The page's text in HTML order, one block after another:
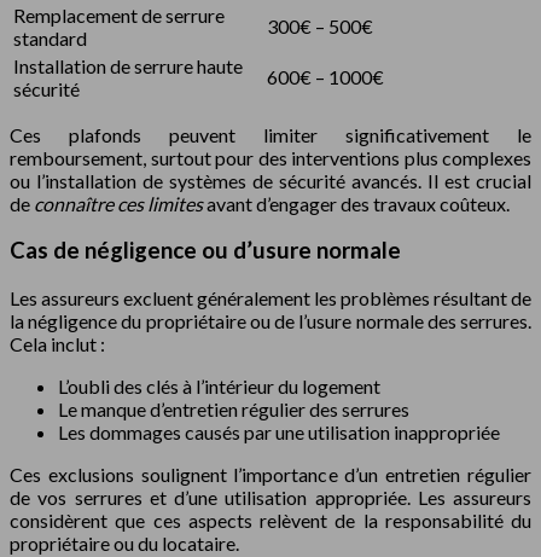
Remplacement de serrure
standard
300€ – 500€
Installation de serrure haute
sécurité
600€ – 1000€
Ces plafonds peuvent limiter significativement le
remboursement, surtout pour des interventions plus complexes
ou l’installation de systèmes de sécurité avancés. Il est crucial
de connaître ces limitesavant d’engager des travaux coûteux.
Cas de négligence ou d’usure normale
Les assureurs excluent généralement les problèmes résultant de
la négligence du propriétaire ou de l’usure normale des serrures.
Cela inclut :
L’oubli des clés à l’intérieur du logement
Le manque d’entretien régulier des serrures
Les dommages causés par une utilisation inappropriée
Ces exclusions soulignent l’importance d’un entretien régulier
de vos serrures et d’une utilisation appropriée. Les assureurs
considèrent que ces aspects relèvent de la responsabilité du
propriétaire ou du locataire.